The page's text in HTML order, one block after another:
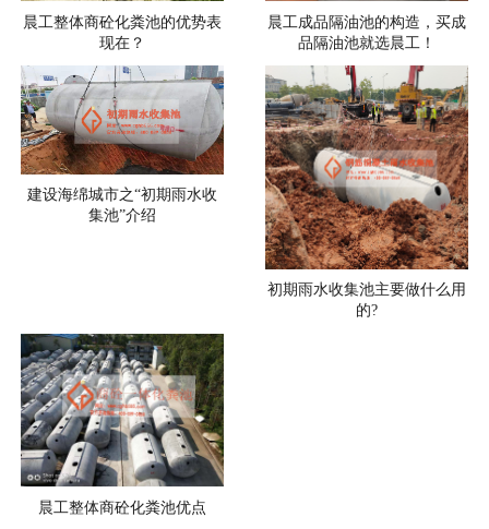
晨工整体商砼化粪池的优势表
现在？
晨工成品隔油池的构造，买成
品隔油池就选晨工！
建设海绵城市之“初期雨水收
集池”介绍
初期雨水收集池主要做什么用
的?
晨工整体商砼化粪池优点